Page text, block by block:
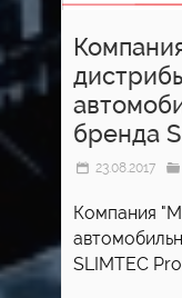
бренда
23.08.2017
Компания
SLIMTEC